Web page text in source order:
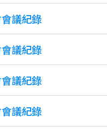
議紀錄
議紀錄
議紀錄
議紀錄